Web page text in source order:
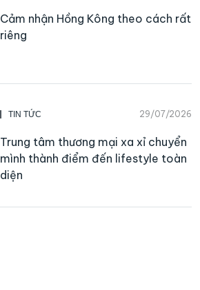
Cảm nhận Hồng Kông theo cách rất
riêng
TIN TỨC 29/07/2026
Trung tâm thương mại xa xỉ chuyển
mình thành điểm đến lifestyle toàn
diện